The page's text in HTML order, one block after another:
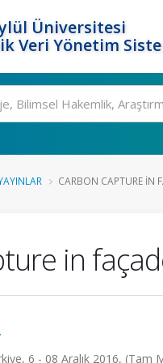
Üniversitesi
Veri Yönetim
CARBON CAPTURE IN
in
6 - 08 Aralık 2016, (Tam